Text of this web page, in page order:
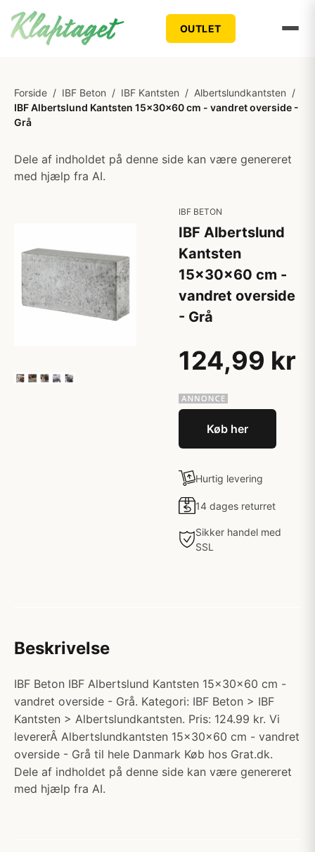
OUTLET
Forside / IBF Beton / IBF Kantsten / Albertslundkantsten /
IBF Albertslund Kantsten 15x30x60 cm - vandret overside -
Grå
Dele af indholdet på denne side kan være genereret
med hjælp fra AI.
IBF BETON
IBF Albertslund
Kantsten
15x30x60 cm -
vandret overside
- Grå
124,99 kr
Køb her
Hurtig levering
14 dages returret
Sikker handel med
SSL
Beskrivelse
IBF Beton IBF Albertslund Kantsten 15x30x60 cm -
vandret overside - Grå. Kategori: IBF Beton > IBF
Kantsten > Albertslundkantsten. Pris: 124.99 kr. Vi
levererÂ Albertslundkantsten 15x30x60 cm - vandret
overside - Grå til hele Danmark Køb hos Grat.dk.
Dele af indholdet på denne side kan være genereret
med hjælp fra AI.